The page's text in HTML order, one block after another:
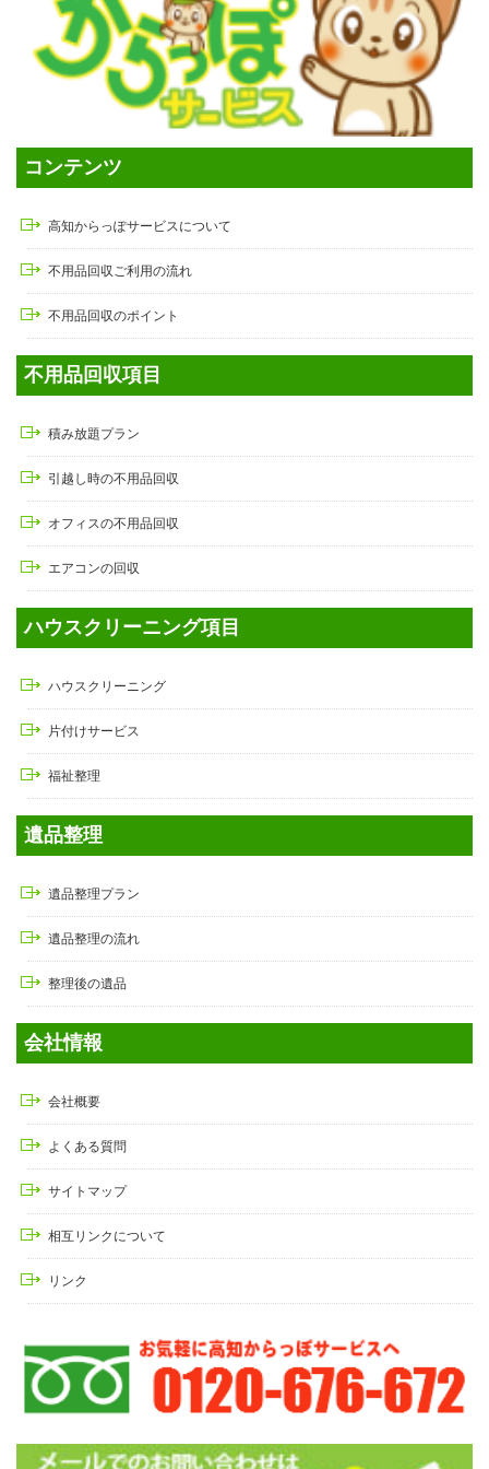
コンテンツ
高知からっぽサービスについて
不用品回収ご利用の流れ
不用品回収のポイント
不用品回収項目
積み放題プラン
引越し時の不用品回収
オフィスの不用品回収
エアコンの回収
ハウスクリーニング項目
ハウスクリーニング
片付けサービス
福祉整理
遺品整理
遺品整理プラン
遺品整理の流れ
整理後の遺品
会社情報
会社概要
よくある質問
サイトマップ
相互リンクについて
リンク